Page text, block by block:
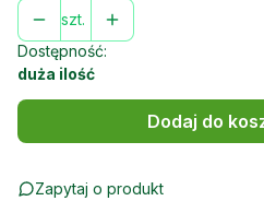
szt.
Dostępność:
duża ilość
Dodaj do
Zapytaj o produkt